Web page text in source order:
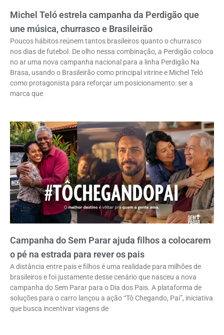
Michel Teló estrela campanha da Perdigão que
une música, churrasco e Brasileirão
Poucos hábitos reúnem tantos brasileiros quanto o churrasco
nos dias de futebol. De olho nessa combinação, a Perdigão coloca
no ar uma nova campanha nacional para a linha Perdigão Na
Brasa, usando o Brasileirão como principal vitrine e Michel Teló
como protagonista para reforçar um posicionamento: ser a
marca que
Campanha do Sem Parar ajuda filhos a colocarem
o pé na estrada para rever os pais
A distância entre pais e filhos é uma realidade para milhões de
brasileiros e foi justamente desse cenário que nasceu a nova
campanha do Sem Parar para o Dia dos Pais. A plataforma de
soluções para o carro lançou a ação “Tô Chegando, Pai”, iniciativa
que busca incentivar viagens de